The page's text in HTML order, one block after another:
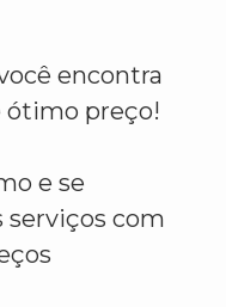
encontra
ótimo preço!
e se
serviços com